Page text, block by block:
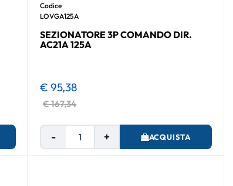
Codice
LOVGA125A
SEZIONATORE 3P COMANDO DIR.
AC21A 125A
€ 167,34
€ 95,38
Quantità ACQUISTA